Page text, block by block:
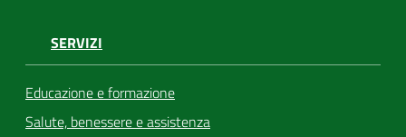
SERVIZI
Educazione e formazione
Salute, benessere e assistenza